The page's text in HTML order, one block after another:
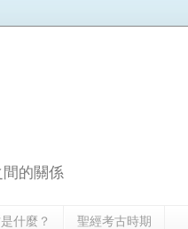
的關係
什麼？ 聖經考古時期